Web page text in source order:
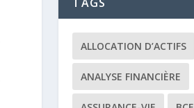
ALLOCATION D’ACTIFS
ANALYSE FINANCIÈRE